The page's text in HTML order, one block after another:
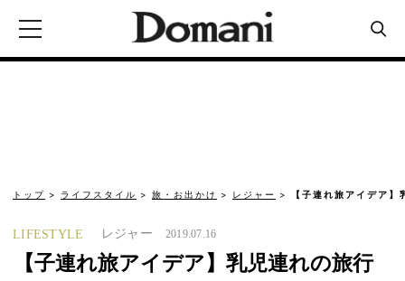
トップ ライフスタイル 旅・お出かけ レジャー 【子連れ旅アイデア
LIFESTYLE レジャー 2019.07.16
【子連れ旅アイデア】乳児連れの旅行